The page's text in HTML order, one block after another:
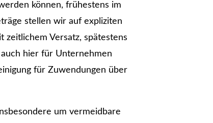
können, frühestens im
stellen wir auf expliziten
zeitlichem Versatz, spätestens
hier für Unternehmen
für Zuwendungen über
um vermeidbare